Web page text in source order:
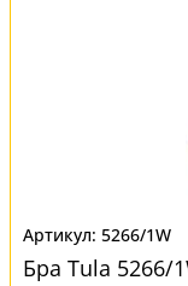
5266/1W
Бра Tula 5266/